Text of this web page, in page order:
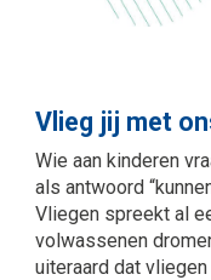
Vlieg jij met
Wie aan kinderen
als antwoord
Vliegen spreekt al
volwassenen
uiteraard dat